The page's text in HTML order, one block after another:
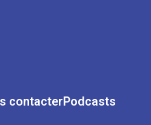
contacterPodcasts